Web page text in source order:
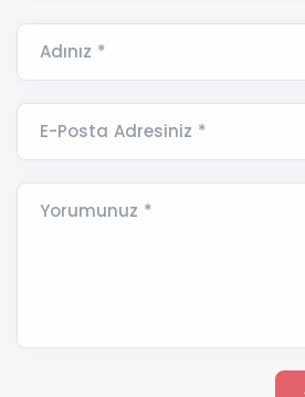
Adınız *
E-Posta Adresiniz *
Yorumunuz *